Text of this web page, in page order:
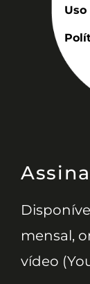
Uso
mensal,
vídeo